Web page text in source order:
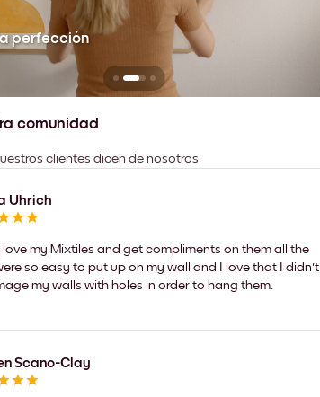
perfección
comunidad
clientes dicen de nosotros
Uhrich
love my Mixtiles and get compliments on them all the
so easy to put up on my wall and I love that I didn't
my walls with holes in order to hang them.
Scano-Clay